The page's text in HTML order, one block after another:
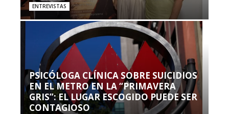
ENTREVISTAS
PSICÓLOGA CLÍNICA SOBRE SUICIDIOS
EN EL METRO EN LA “PRIMAVERA
GRIS”: EL LUGAR ESCOGIDO PUEDE SER
CONTAGIOSO